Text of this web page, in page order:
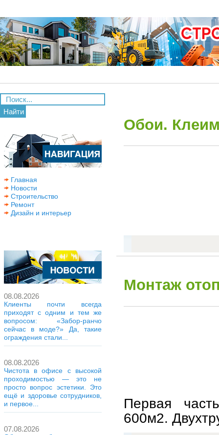
Найти
Главная
Новости
Строительство
Ремонт
Дизайн и интерьер
08.08.2026
Клиенты почти всегда
приходят с одним и тем же
вопросом: «Забор-ранчо
сейчас в моде?» Да, такие
ограждения стали...
08.08.2026
Чистота в офисе с высокой
проходимостью — это не
просто вопрос эстетики. Это
ещё и здоровье сотрудников,
и первое...
07.08.2026
Обои.
Монтаж
Первая
600м2.